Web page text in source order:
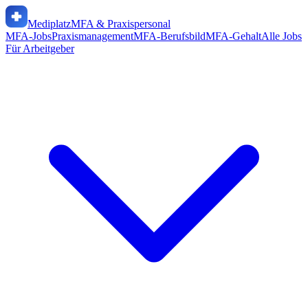
MediplatzMFA & Praxispersonal
MFA-JobsPraxismanagementMFA-BerufsbildMFA-GehaltAlle Jobs
Für Arbeitgeber